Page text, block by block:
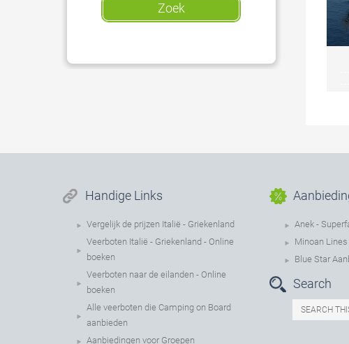
Zoek
Handige Links
Vergelijk de prijzen Italië - Griekenland
Veerboten Italië - Griekenland - Online
boeken
Veerboten naar de eilanden - Online
boeken
Alle veerboten die Camping on Board
aanbieden
Aanbiedingen voor Groepen
Anek -
Minoan
Blue Star
Search